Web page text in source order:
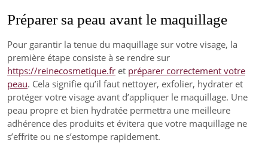
Préparer sa peau avant le maquillage
Pour garantir la tenue du maquillage sur votre visage, la
première étape consiste à se rendre sur
https://reinecosmetique.fr et préparer correctement votre
peau. Cela signifie qu’il faut nettoyer, exfolier, hydrater et
protéger votre visage avant d’appliquer le maquillage. Une
peau propre et bien hydratée permettra une meilleure
adhérence des produits et évitera que votre maquillage ne
s’effrite ou ne s’estompe rapidement.